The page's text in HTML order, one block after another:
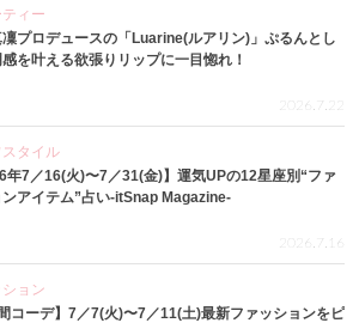
ィー
プロデュースの「Luarine(ルアリン)」ぷるんとし
を叶える欲張りリップに一目惚れ！
2026.7.22
タイル
年7／16(火)〜7／31(金)】運気UPの12星座別“ファ
ンアイテム”占い-itSnap Magazine-
2026.7.16
ョン
間コーデ】7／7(火)〜7／11(土)最新ファッションをピ